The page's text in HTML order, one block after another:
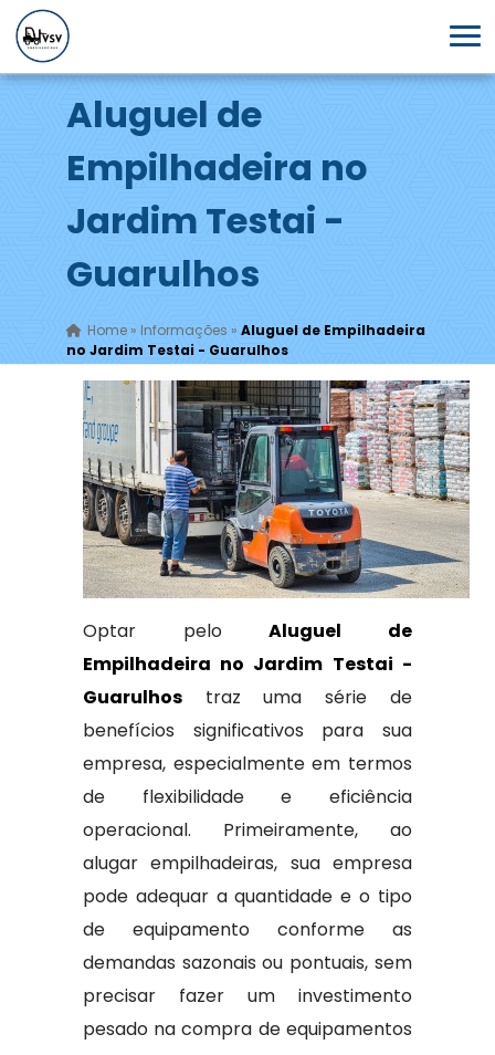
Aluguel de
Empilhadeira no
Jardim Testai -
Guarulhos
Home» Informações » Aluguel de Empilhadeira
no Jardim Testai - Guarulhos
Optar peloAluguel de
Empilhadeira no Jardim Testai -
Guarulhostraz uma série de
benefícios significativos para sua
empresa, especialmente em termos
de flexibilidade e eficiência
operacional. Primeiramente, ao
alugar empilhadeiras, sua empresa
pode adequar a quantidade e o tipo
de equipamento conforme as
demandas sazonais ou pontuais, sem
precisar fazer um investimento
pesado na compra de equipamentos